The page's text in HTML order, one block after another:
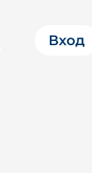
Вход